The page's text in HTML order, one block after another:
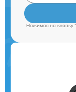
Нажимая на кнопку